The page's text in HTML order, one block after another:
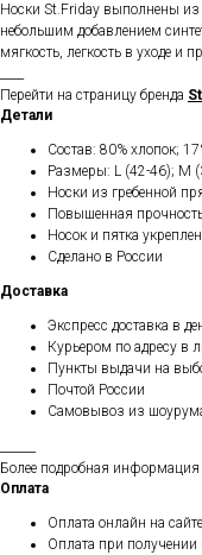
Носки St.Friday выполнены из
небольшим добавлением
мягкость, легкость в уходе и
Перейти на страницу бренда
Детали
Состав: 80% хлопок;
Размеры: L (42-46); M
Носки из гребенной
Повышенная
Носок и пятка
Сделано в России
Доставка
Экспресс доставка в
Курьером по адресу в
Пункты выдачи на
Почтой России
Самовывоз из
Более подробная информация
Оплата
Оплата онлайн на сайте
Оплата при